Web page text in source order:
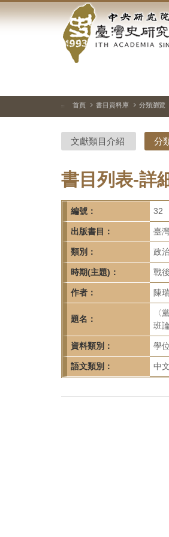
到
中
央
研
院-
臺
灣
史
研
究
所-
首
頁
::: 首頁 書目資料庫 分類瀏覽
文獻類目介紹 分
書目列表-詳
編號： 32
出版書目： 臺
類別： 政
時期(主題)： 戰後
作者： 陳
題名：
〈
班
資料類別： 學
語文類別： 中文